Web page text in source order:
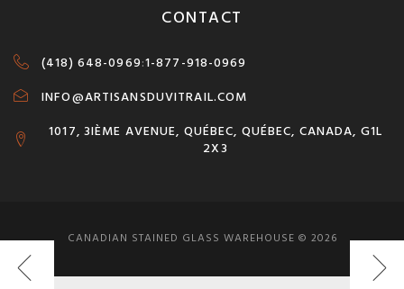
CONTACT
(418) 648-0969:1-877-918-0969
INFO@ARTISANSDUVITRAIL.COM
1017, 3IÈME AVENUE, QUÉBEC, QUÉBEC, CANADA, G1L
2X3
CANADIAN STAINED GLASS WAREHOUSE © 2026